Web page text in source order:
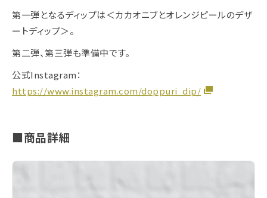
第一弾となるディップは＜カカオニブとオレンジピールのデザ
ートディップ＞。
第二弾、第三弾も準備中です。
公式Instagram：
https://www.instagram.com/doppuri_dip/
■商品詳細